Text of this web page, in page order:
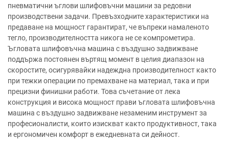
пневматични ъглови шлифовъчни машини за редовни
производствени задачи. Превъзходните характеристики на
предаване на мощност гарантират, че въпреки намаленото
тегло, производителността никога не се компрометира.
Ъгловата шлифовъчна машина с въздушно задвижване
поддържа постоянен въртящ момент в целия диапазон на
скоростите, осигурявайки надеждна производителност както
при тежки операции по премахване на материал, така и при
прецизни финишни работи. Това съчетание от лека
конструкция и висока мощност прави ъгловата шлифовъчна
машина с въздушно задвижване незаменим инструмент за
професионалисти, които изискват както продуктивност, така
и ергономичен комфорт в ежедневната си дейност.